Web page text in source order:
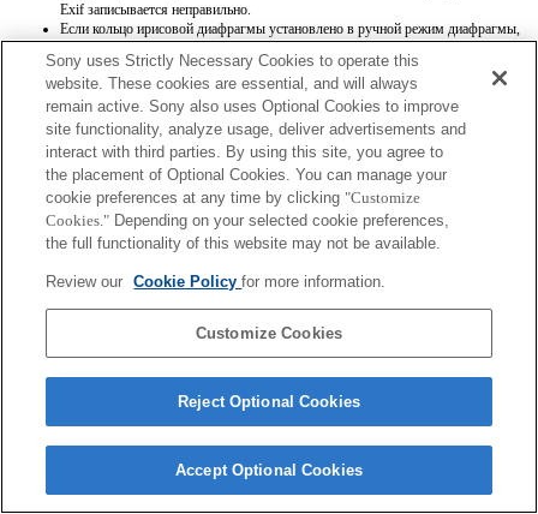
Exif записывается неправильно.
Если кольцо ирисовой диафрагмы установлено в ручной режим диафрагмы,
кольцо ирисовой диафрагмы, независимо от режима экспозиции.
При переключении кольца ирисовой диафрагмы между автоматическим и
ручным режимами диафрагмы во время записи видео запись
останавливается.
При поворачивании кольца ирисовой диафрагмы время до перехода в режим
экономии энергии не продлевается.
Если кольцо ирисовой диафрагмы установлено в ручной режим, функция
Background Defocus Control [Регулировка фоновой расфокусировки] в
режиме Photo Creativity [Творческое фото] работает неправильно, однако
информация на экранном дисплее отображается как обычно.
Функция "Focal Plane Phase Detection AF" [Фазовая автофокусировка] не
Sony uses Strictly Necessary Cookies to operate this
website. These cookies are essential, and will always
remain active. Sony also uses Optional Cookies to improve
site functionality, analyze usage, deliver advertisements and
interact with third parties. By using this site, you agree to
the placement of Optional Cookies. You can manage your
cookie preferences at any time by clicking "Customize
Cookies." Depending on your selected cookie preferences,
the full functionality of this website may not be available.
Review our Cookie Policyfor more information.
Customize Cookies
Reject Optional Cookies
Accept Optional Cookies